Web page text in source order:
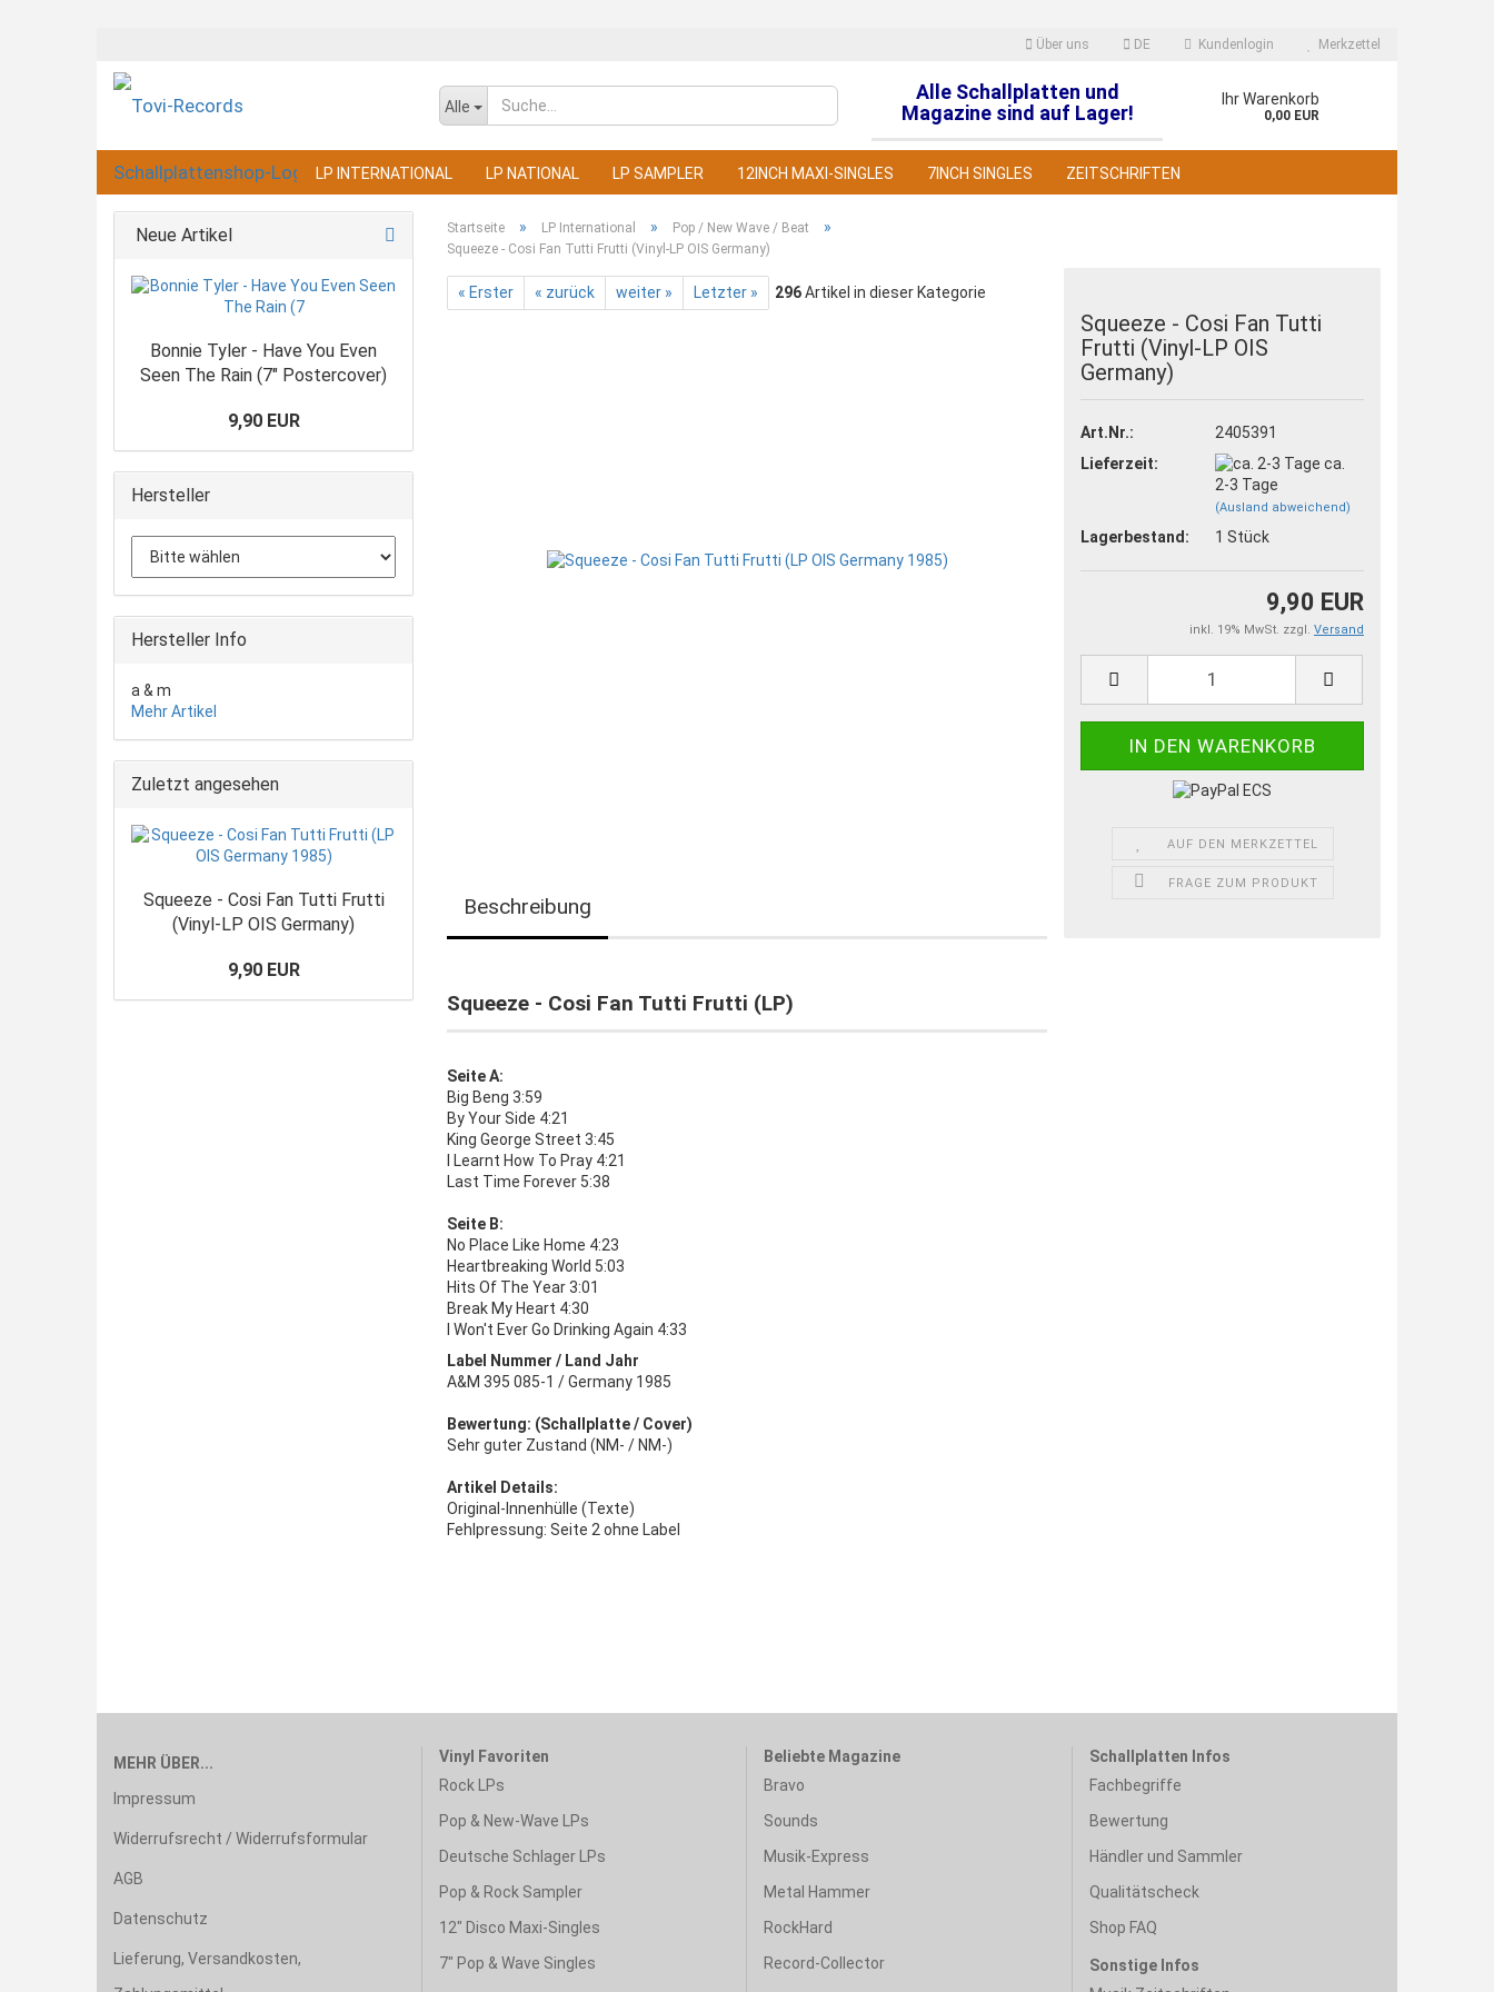
Über uns DE
Sprache auswählen
Kundenlogin
Passwort vergessen?
Merkzettel
Alle
Alle Schallplatten und
Magazine sind auf Lager!
Ihr Warenkorb
0,00 EUR
LP INTERNATIONAL LP NATIONAL LP SAMPLER 12INCH MAXI-SINGLES 7INCH SINGLES ZEITSCHRIFTEN
Startseite » LP International » Pop / New Wave / Beat »
Squeeze - Cosi Fan Tutti Frutti (Vinyl-LP OIS Germany)
« Erster « zurück weiter » Letzter » 296Artikel in dieser Kategorie
Squeeze - Cosi Fan Tutti
Frutti (Vinyl-LP OIS
Germany)
Art.Nr.:
2405391
Lieferzeit:
ca.
2-3 Tage
(Ausland abweichend)
Lagerbestand: 1Stück
9,90 EUR
inkl. 19% MwSt. zzgl. Versand
AUF DEN MERKZETTEL
FRAGE ZUM PRODUKT
Beschreibung
Squeeze - Cosi Fan Tutti Frutti (LP)
Seite A:
Big Beng 3:59
By Your Side 4:21
King George Street 3:45
I Learnt How To Pray 4:21
Last Time Forever 5:38
Seite B:
No Place Like Home 4:23
Heartbreaking World 5:03
Hits Of The Year 3:01
Break My Heart 4:30
I Won't Ever Go Drinking Again 4:33
Label Nummer / Land Jahr
A&M 395 085-1 / Germany 1985
Bewertung: (Schallplatte / Cover)
Sehr guter Zustand (NM- / NM-)
Artikel Details:
Original-Innenhülle (Texte)
Fehlpressung: Seite 2 ohne Label
Neue Artikel
Bonnie Tyler - Have You Even
Seen The Rain (7" Postercover)
9,90 EUR
Hersteller
Hersteller Info
a & m
Mehr Artikel
Zuletzt angesehen
Squeeze - Cosi Fan Tutti Frutti
(Vinyl-LP OIS Germany)
9,90 EUR
MEHR ÜBER...
Impressum
Widerrufsrecht / Widerrufsformular
AGB
Datenschutz
Lieferung, Versandkosten,
Vinyl Favoriten
Rock LPs
Pop & New-Wave LPs
Deutsche Schlager LPs
Pop & Rock Sampler
12" Disco Maxi-Singles
7" Pop & Wave Singles
Beliebte Magazine
Bravo
Sounds
Musik-Express
Metal Hammer
RockHard
Record-Collector
Schallplatten Infos
Fachbegriffe
Bewertung
Händler und Sammler
Qualitätscheck
Shop FAQ
Sonstige Infos